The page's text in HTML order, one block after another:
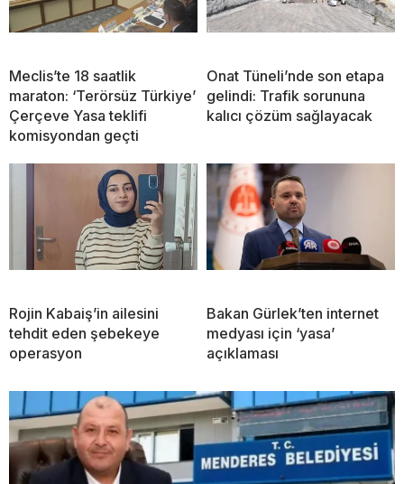
Meclis’te 18 saatlik
maraton: ‘Terörsüz Türkiye’
Çerçeve Yasa teklifi
komisyondan geçti
Onat Tüneli’nde son etapa
gelindi: Trafik sorununa
kalıcı çözüm sağlayacak
Rojin Kabaiş’in ailesini
tehdit eden şebekeye
operasyon
Bakan Gürlek’ten internet
medyası için ‘yasa’
açıklaması